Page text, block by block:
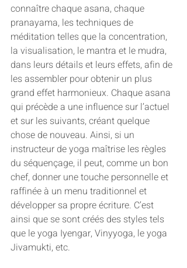
connaître chaque asana, chaque
pranayama, les techniques de
méditation telles que la concentration,
la visualisation, le mantra et le mudra,
dans leurs détails et leurs effets, afin de
les assembler pour obtenir un plus
grand effet harmonieux. Chaque asana
qui précède a une influence sur l’actuel
et sur les suivants, créant quelque
chose de nouveau. Ainsi, si un
instructeur de yoga maîtrise les règles
du séquençage, il peut, comme un bon
chef, donner une touche personnelle et
raffinée à un menu traditionnel et
développer sa propre écriture. C’est
ainsi que se sont créés des styles tels
que le yoga Iyengar, Vinyyoga, le yoga
Jivamukti, etc.